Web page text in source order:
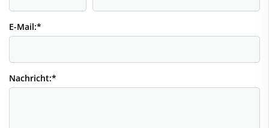
E-Mail:*
Nachricht:*